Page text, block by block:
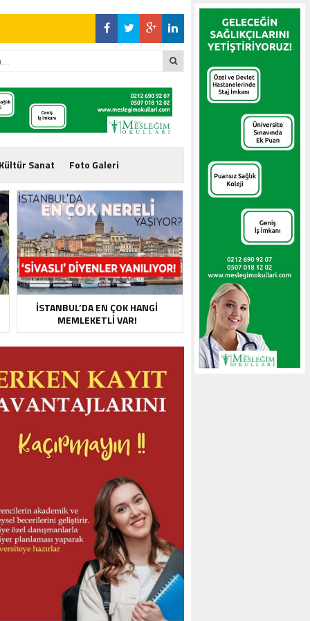
Kültür Sanat Foto Galeri
İSTANBUL’DA EN ÇOK HANGI
MEMLEKETLI VAR!